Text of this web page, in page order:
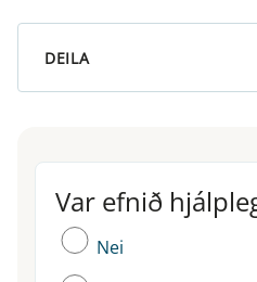
DEILA
Var efnið
Var efnið
Nei